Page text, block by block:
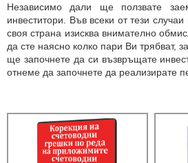
Независимо дали ще ползвате
инвеститори. Във всеки от тези
своя страна изисква внимателно
да сте наясно колко пари Ви трябват,
ще започнете да си възвръщате
отнеме да започнете да реализирате